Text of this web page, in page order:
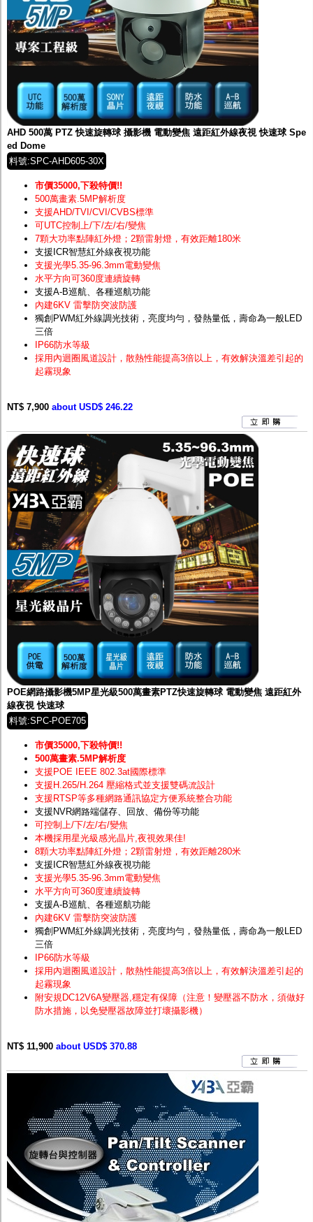
AHD 500萬 PTZ 快速旋轉球 攝影機 電動變焦 遠距紅外線夜視 快速球 Spe
ed Dome
料號:SPC-AHD605-30X
市價35000,下殺特價!!
500萬畫素.5MP解析度
支援AHD/TVI/CVI/CVBS標準
可UTC控制上/下/左/右/變焦
7顆大功率點陣紅外燈；2顆雷射燈，有效距離180米
支援ICR智慧紅外線夜視功能
支援光學5.35-96.3mm電動變焦
水平方向可360度連續旋轉
支援A-B巡航、各種巡航功能
內建6KV 雷擊防突波防護
獨創PWM紅外線調光技術，亮度均勻，發熱量低，壽命為一般LED
三倍
IP66防水等級
採用內迴圈風道設計，散熱性能提高3倍以上，有效解決溫差引起的
起霧現象
NT$ 7,900 about USD$ 246.22
POE網路攝影機5MP星光級500萬畫素PTZ快速旋轉球 電動變焦 遠距紅外
線夜視 快速球
料號:SPC-POE705
市價35000,下殺特價!!
500萬畫素.5MP解析度
支援POE IEEE 802.3at國際標準
支援H.265/H.264 壓縮格式並支援雙碼流設計
支援RTSP等多種網路通訊協定方便系統整合功能
支援NVR網路端儲存、回放、備份等功能
可控制上/下/左/右/變焦
本機採用星光級感光晶片,夜視效果佳!
8顆大功率點陣紅外燈；2顆雷射燈，有效距離280米
支援ICR智慧紅外線夜視功能
支援光學5.35-96.3mm電動變焦
水平方向可360度連續旋轉
支援A-B巡航、各種巡航功能
內建6KV 雷擊防突波防護
獨創PWM紅外線調光技術，亮度均勻，發熱量低，壽命為一般LED
三倍
IP66防水等級
採用內迴圈風道設計，散熱性能提高3倍以上，有效解決溫差引起的
起霧現象
附安規DC12V6A變壓器,穩定有保障（注意！變壓器不防水，須做好
防水措施，以免變壓器故障並打壞攝影機）
NT$ 11,900 about USD$ 370.88